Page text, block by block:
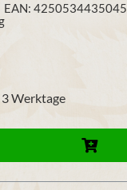
EAN: 4250534435045
Werktage